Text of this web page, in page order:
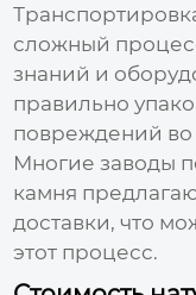
сложный
знаний и
правильно
повреждений во
Многиезаводы
камня
доставки, что
этот процесс.